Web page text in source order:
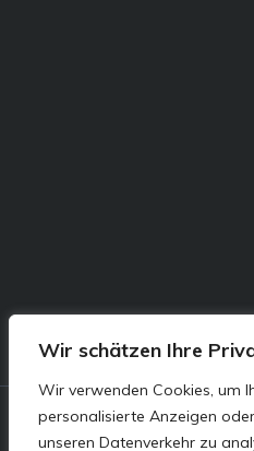
Wir schätzen Ihre
Wir verwenden Cookies, um
personalisierte Anzeigen
unseren Datenverkehr zu
© E&S Motors GmbH,